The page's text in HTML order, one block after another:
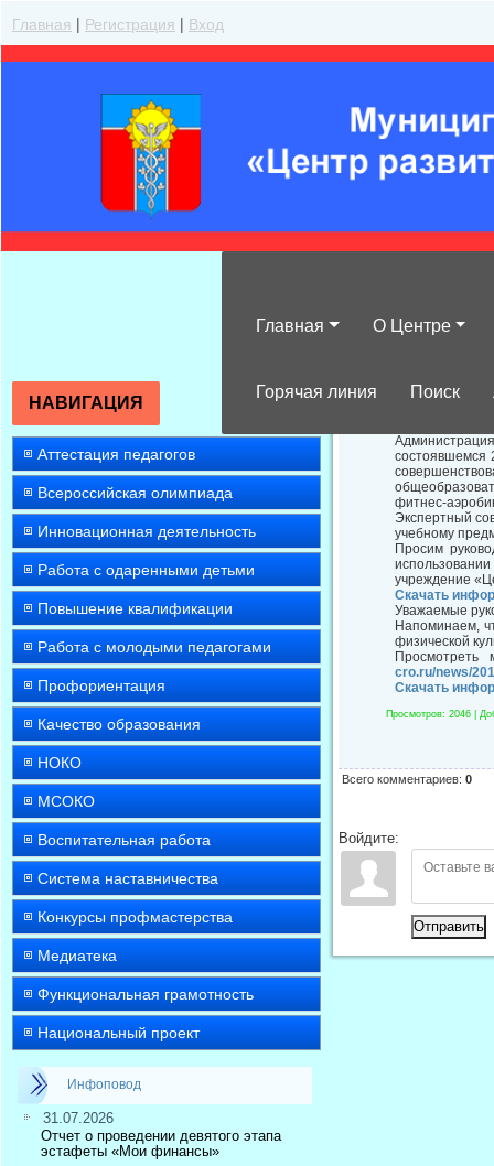
Главная | Регистрация | Вход
Главная О Центре
Горячая линия Поиск
НАВИГАЦИЯ
Аттестация педагогов
Всероссийская олимпиада
Инновационная деятельность
Работа с одаренными детьми
Повышение квалификации
Работа с молодыми педагогами
Профориентация
Качество образования
НОКО
МСОКО
Воспитательная работа
Система наставничества
Конкурсы профмастерства
Медиатека
Функциональная грамотность
Национальный проект
Инфоповод
31.07.2026
Отчет о проведении девятого этапа
эстафеты «Мои финансы»
состоявшемся
фитнес-
Экспертный
учебному
Просим
учреждение
Скачать
Уважаемые
Напоминаем,
физической
cro.ru/news/
Скачать
Просмотров: 2046 |
Всего комментариев: 0
Войдите:
Отправить